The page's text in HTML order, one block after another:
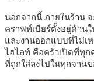
นอกจากนี้ ภายในร้าน
คราฟท์เบียร์ตั้งอยู่ด้าน
และงานออกแบบที่ไม่เ
ไฮไลท์ คือครัวเปิดที่ทุ
ที่ถูกใส่ลงไปในทุกจาน